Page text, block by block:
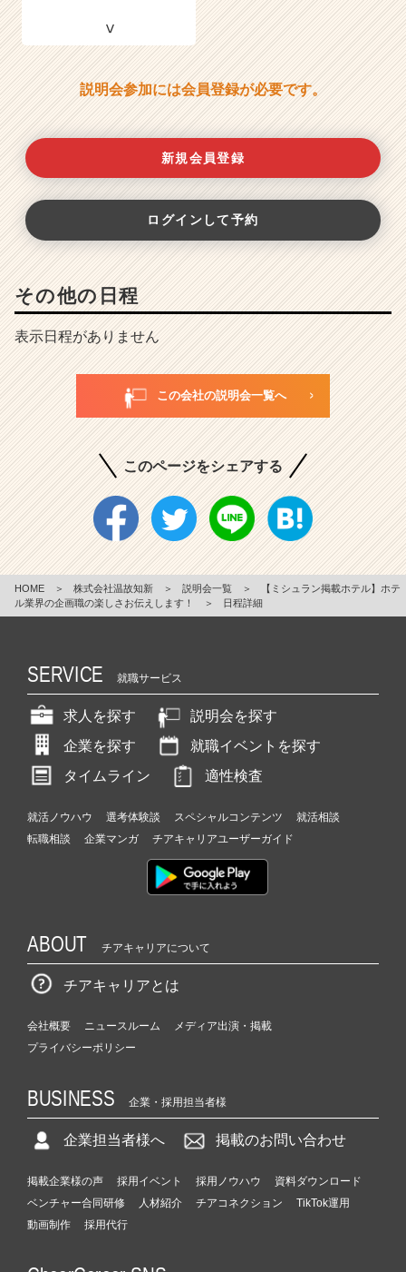
説明会参加には会員登録が必要です。
新規会員登録
ログインして予約
その他の日程
表示日程がありません
この会社の説明会一覧へ
このページをシェアする
HOME ＞ 株式会社温故知新 ＞ 説明会一覧 ＞
【ミシュラン掲載ホテル】ホテ
ル業界の企画職の楽しさお伝えします！
＞ 日程詳細
SERVICE 就職サービス
求人を探す
説明会を探す
企業を探す
就職イベントを探す
タイムライン
適性検査
就活ノウハウ 選考体験談 スペシャルコンテンツ
就活相談
転職相談
企業マンガ チアキャリアユーザーガイド
ABOUT チアキャリアについて
チアキャリアとは
会社概要 ニュースルーム
メディア出演・掲載
プライバシーポリシー
BUSINESS 企業・採用担当者様
企業担当者様へ 掲載のお問い合わせ
掲載企業様の声 採用イベント 採用ノウハウ
資料ダウンロード
ベンチャー合同研修
人材紹介 チアコネクション
TikTok運用
動画制作
採用代行